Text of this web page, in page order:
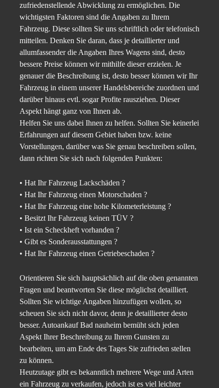
zufriedenstellende Abwicklung zu ermöglichen. Die
wichtigsten Faktoren sind die Angaben zu Ihrem
Fahrzeug. Diese sollten Sie uns schriftlich oder telefonisch
mitteilen. Denken Sie daran, dass je detaillierter und
allumfassender die Angaben Ihres Wagens sind, desto
bessere Preise können wir mithilfe dieser erzielen. Je
genauer die Beschreibung ist, desto besser können wir Ihr
Fahrzeug in einem unserer Handelsbereiche zuordnen und
darüber hinaus evtl. sogar Profite rausziehen. Dieser
Aspekt hängt ganz von Ihnen ab.
Helfen Sie uns dabei Ihnen zu helfen. Sollten Sie keinerlei
Erfahrungen auf diesem Gebiet haben bzw. keine
Vorstellungen, darüber was Sie genau beschreiben sollen,
dann richten Sie sich nach folgenden Punkten:
• Hat Ihr Fahrzeug Lackschäden ?
• Hat Ihr Fahrzeug einen Motorschaden ?
• Hat Ihr Fahrzeug eine hohe Kilometerleistung ?
• Besitzt Ihr Fahrzeug keinen TÜV ?
• Ist ein Scheckheft vorhanden ?
• Gibt es Sonderausstattungen ?
• Hat Ihr Fahrzeug einen Getriebeschaden ?
Orientieren Sie sich hauptsächlich auf die oben genannten
Fragen und beantworten Sie diese möglichst detailliert.
Sollten Sie wichtige Angaben hinzufügen wollen, so
scheuen Sie sich nicht davor, denn je detaillierter desto
besser. Autoankauf Bad nauheim bemüht sich jeden
Aspekt Ihrer Beschreibung zu Ihrem Gunsten zu
bearbeiten, um am Ende des Tages Sie zufrieden stellen
zu können.
Heutzutage gibt es bekanntlich mehrere Wege und Arten
ein Fahrzeug zu verkaufen, jedoch ist es viel leichter